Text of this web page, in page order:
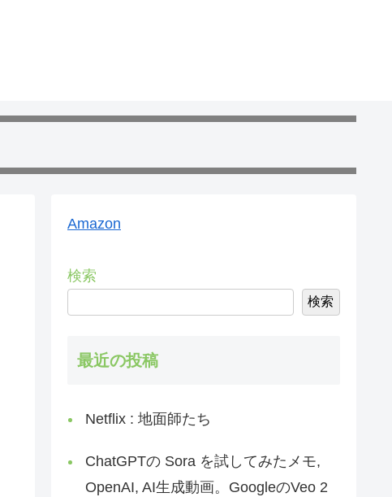
Amazon
検索
検索
最近の投稿
Netflix : 地面師たち
ChatGPTの Sora を試してみたメモ,
OpenAI, AI生成動画。GoogleのVeo 2